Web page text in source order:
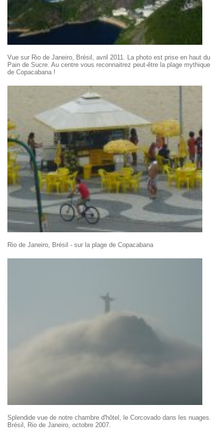
Vue sur Rio de Janeiro, Brésil, avril 2011. La photo est prise en haut du
Pain de Sucre. Au centre vous reconnaitrez peut-être la plage mythique
de Copacabana !
Rio de Janeiro, Brésil - sur la plage de Copacabana
Splendide vue de notre chambre d'hôtel, le Corcovado dans les nuages.
Brésil, Rio de Janeiro, octobre 2007.